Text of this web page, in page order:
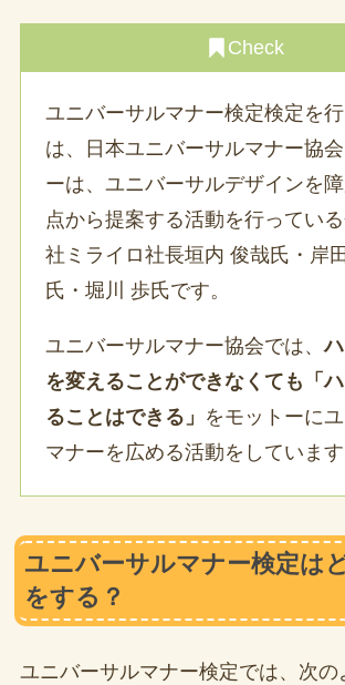
Check
ユニバーサルマナー検定検定を
は、日本ユニバーサルマナー協
ーは、ユニバーサルデザインを
点から提案する活動を行ってい
社ミライロ社長垣内 俊哉氏・岸
氏・堀川 歩氏です。
ユニバーサルマナー協会では、
を変えることができなくても「
ることはできる」 をモットーに
マナーを広める活動をしています
ユニバーサルマナー検定は
をする？
ユニバーサルマナー検定では、次の